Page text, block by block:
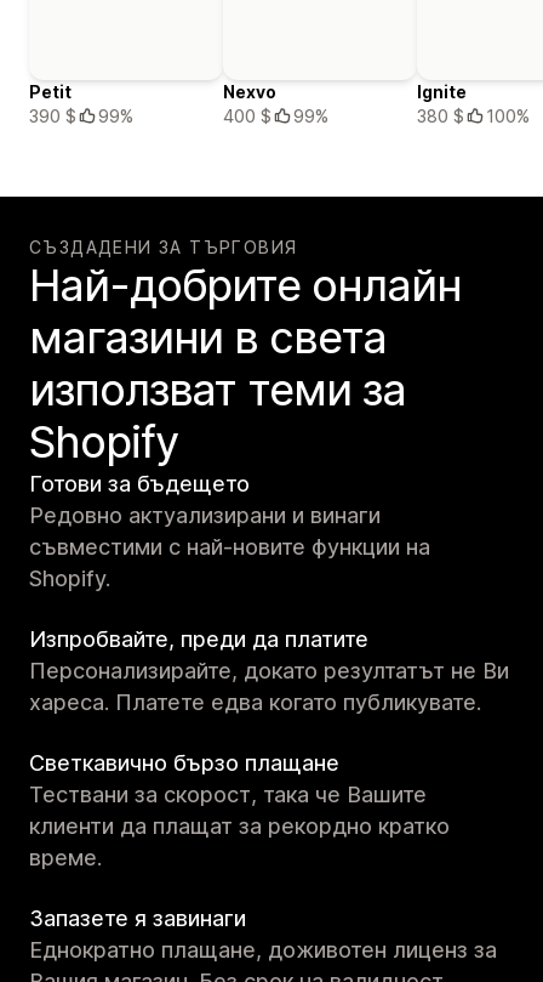
Petit
390 $
99%
Nexvo
400 $
99%
Ignite
380 $
100%
СЪЗДАДЕНИ ЗА ТЪРГОВИЯ
Най-добрите онлайн
магазини в света
използват теми за
Shopify
Готови за бъдещето
Редовно актуализирани и винаги
съвместими с най-новите функции на
Shopify.
Изпробвайте, преди да платите
Персонализирайте, докато резултатът не Ви
хареса. Платете едва когато публикувате.
Светкавично бързо плащане
Тествани за скорост, така че Вашите
клиенти да плащат за рекордно кратко
време.
Запазете я завинаги
Еднократно плащане, доживотен лиценз за